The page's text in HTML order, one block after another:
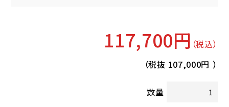
117,700円 （税込）
（税抜 107,000円 ）
数量